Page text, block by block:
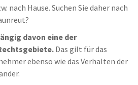
nach Hause. Suchen Sie daher nach
davon eine der
Das gilt für das
ebenso wie das Verhalten der